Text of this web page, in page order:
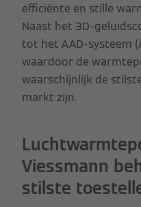
efficiënte en stille
Naast het 3D-
tot het AAD-systeem
waardoor de
waarschijnlijk de
markt zijn.
Viessmann
stilste